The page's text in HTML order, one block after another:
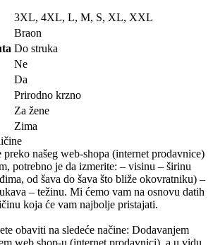
3XL, 4XL, L, M, S, XL, XXL
Braon
Do struka
Ne
Da
Prirodno krzno
Za žene
Zima
našeg web-shopa (internet prodavnice)
potrebno je da izmerite: – visinu – širinu
od šava do šava što bliže okovratniku) –
– težinu. Mi ćemo vam na osnovu datih
koja će vam najbolje pristajati.
obaviti na sledeće načine: Dodavanjem